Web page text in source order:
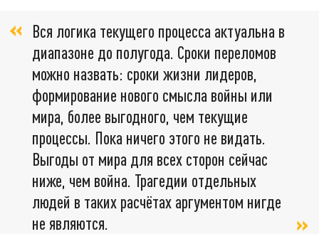
Вся логика текущего процесса актуальна в
диапазоне до полугода. Сроки переломов
можно назвать: сроки жизни лидеров,
формирование нового смысла войны или
мира, более выгодного, чем текущие
процессы. Пока ничего этого не видать.
Выгоды от мира для всех сторон сейчас
ниже, чем война. Трагедии отдельных
людей в таких расчётах аргументом нигде
не являются.